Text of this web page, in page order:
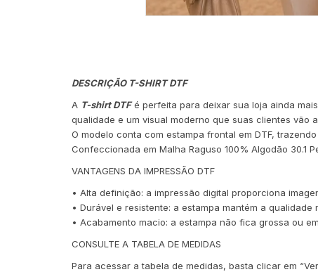
DESCRIÇÃO T-SHIRT DTF
A T-shirt DTFé perfeita para deixar sua loja ainda
qualidade e um visual moderno que suas clientes vão
O modelo conta com estampa frontal em DTF,
Confeccionada em Malha Raguso 100% Algodão 30.1
VANTAGENS DA IMPRESSÃO DTF
• Alta definição: a impressão digital proporciona
• Durável e resistente: a estampa mantém a
• Acabamento macio: a estampa não fica grossa ou
CONSULTE A TABELA DE MEDIDAS
Para acessar a tabela de medidas, basta clicar em